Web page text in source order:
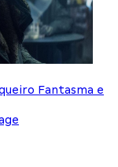
Fantasma e